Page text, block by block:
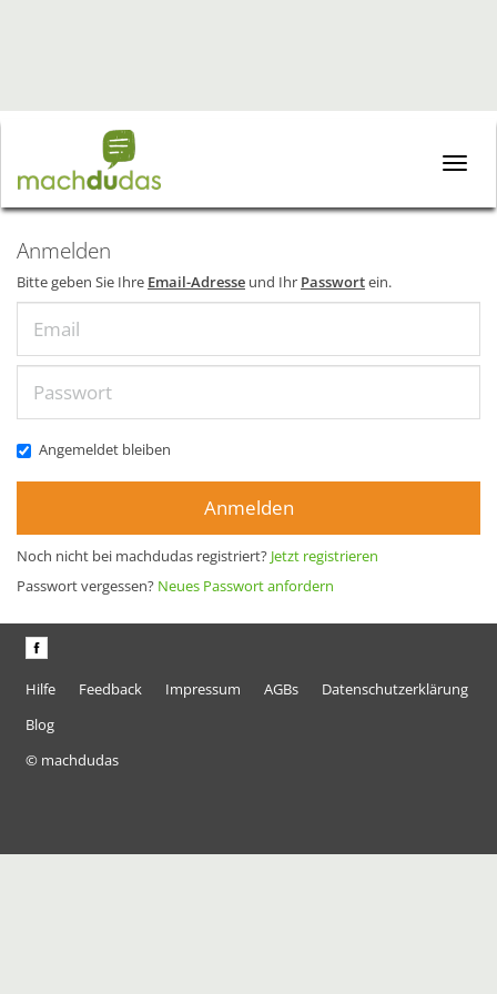
Toggle
Anmelden
Bitte geben Sie Ihre Email-Adresse und Ihr Passwortein.
Angemeldet bleiben
Anmelden
Noch nicht bei machdudas registriert? Jetzt registrieren
Passwort vergessen? Neues Passwort anfordern
Hilfe Feedback Impressum AGBs
Datenschutzerklärung
Blog
© machdudas